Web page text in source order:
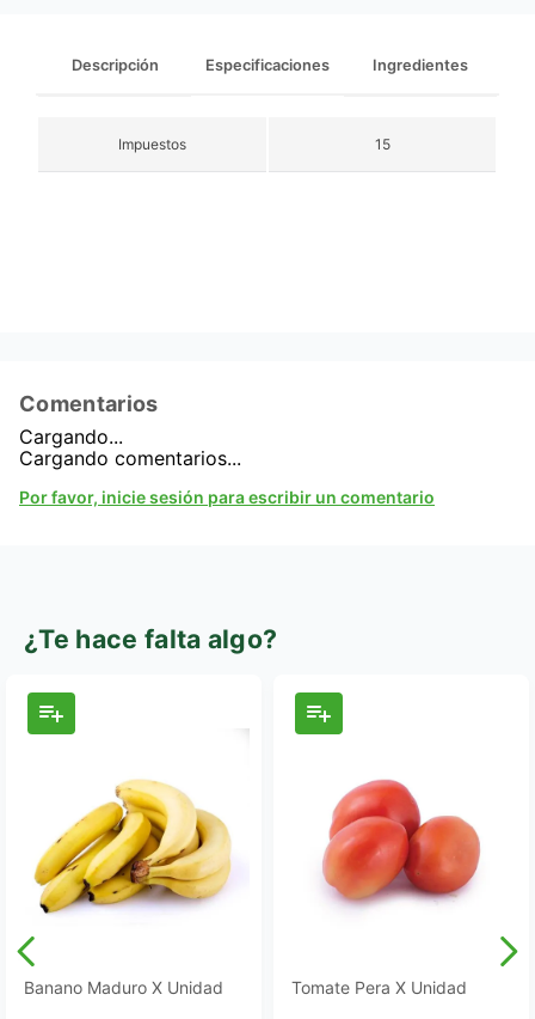
Descripción Especificaciones Ingredientes
Impuestos 15
Comentarios
Cargando...
Por favor, inicie sesión para escribir un comentario
Cargando comentarios...
¿Te hace falta algo?
Banano Maduro X Unidad Tomate Pera X Unidad